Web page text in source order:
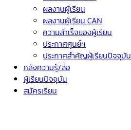
ผลงานผู้เรียน
ผลงานผู้เรียน CAN
ความสำเร็จของผู้เรียน
ประกาศศูนย์ฯ
ประกาศสำคัญผู้เรียนปัจจุบัน
คลังความรู้/สื่อ
ผู้เรียนปัจจุบัน
สมัครเรียน